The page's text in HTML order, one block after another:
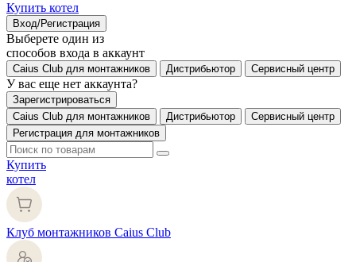
Купить котел
Вход/Регистрация
Выберете один из
способов входа в аккаунт
Caius Club для монтажников Дистрибьютор Сервисный центр
У вас еще нет аккаунта?
Зарегистрироваться
Caius Club для монтажников
Дистрибьютор
Сервисный центр
Регистрация для монтажников
Купить
котел
Клуб монтажников Caius Club